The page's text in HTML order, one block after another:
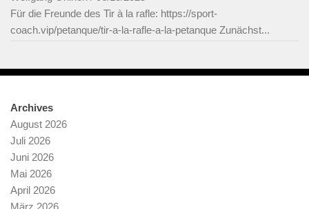
Für die Freunde des Tir à la rafle: https://sport-
coach.vip/petanque/tir-a-la-rafle-a-la-petanque Zunächst...
Archives
August 2026
Juli 2026
Juni 2026
Mai 2026
April 2026
März 2026